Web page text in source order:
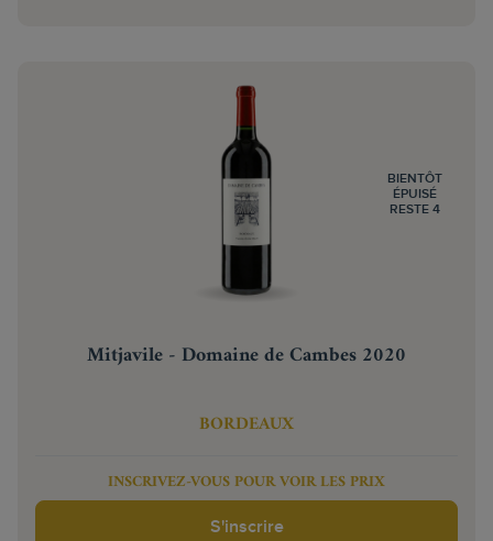
Mitjavile - Domaine de Cambes 2020
BORDEAUX
BIENTÔT
ÉPUISÉ
RESTE 4
INSCRIVEZ-VOUS POUR VOIR LES PRIX
S'inscrire